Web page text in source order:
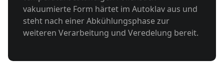
vakuumierte Form härtet im Autoklav aus und
steht nach einer Abkühlungsphase zur
weiteren Verarbeitung und Veredelung bereit.